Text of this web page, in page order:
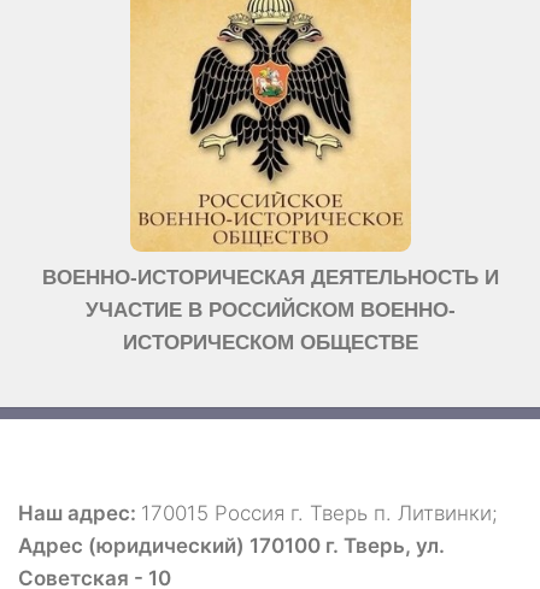
ВОЕННО-ИСТОРИЧЕСКАЯ ДЕЯТЕЛЬНОСТЬ И
УЧАСТИЕ В РОССИЙСКОМ ВОЕННО-
ИСТОРИЧЕСКОМ ОБЩЕСТВЕ
Наш адрес: 170015 Россия г. Тверь п. Литвинки;
Адрес (юридический) 170100 г. Тверь, ул.
Советская - 10